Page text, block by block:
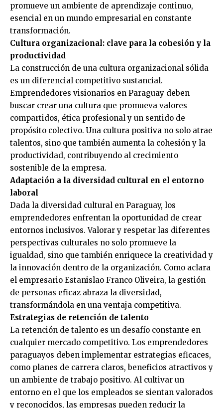
promueve un ambiente de aprendizaje continuo,
esencial en un mundo empresarial en constante
transformación.
Cultura organizacional: clave para la cohesión y la
productividad
La construcción de una cultura organizacional sólida
es un diferencial competitivo sustancial.
Emprendedores visionarios en Paraguay deben
buscar crear una cultura que promueva valores
compartidos, ética profesional y un sentido de
propósito colectivo. Una cultura positiva no solo atrae
talentos, sino que también aumenta la cohesión y la
productividad, contribuyendo al crecimiento
sostenible de la empresa.
Adaptación a la diversidad cultural en el entorno
laboral
Dada la diversidad cultural en Paraguay, los
emprendedores enfrentan la oportunidad de crear
entornos inclusivos. Valorar y respetar las diferentes
perspectivas culturales no solo promueve la
igualdad, sino que también enriquece la creatividad y
la innovación dentro de la organización. Como aclara
el empresario Estanislao Franco Oliveira, la gestión
de personas eficaz abraza la diversidad,
transformándola en una ventaja competitiva.
Estrategias de retención de talento
La retención de talento es un desafío constante en
cualquier mercado competitivo. Los emprendedores
paraguayos deben implementar estrategias eficaces,
como planes de carrera claros, beneficios atractivos y
un ambiente de trabajo positivo. Al cultivar un
entorno en el que los empleados se sientan valorados
y reconocidos, las empresas pueden reducir la